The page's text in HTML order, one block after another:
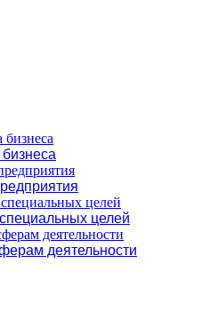
целей
деятельности